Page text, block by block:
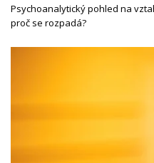
Psychoanalytický pohled na
proč se rozpadá?